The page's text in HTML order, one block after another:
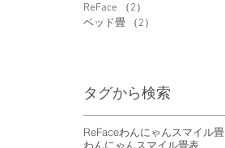
ReFace
（2）
ベッド畳
（2）
タグから検索
ReFaceわんにゃんスマイル畳
わんにゃんスマイル畳表